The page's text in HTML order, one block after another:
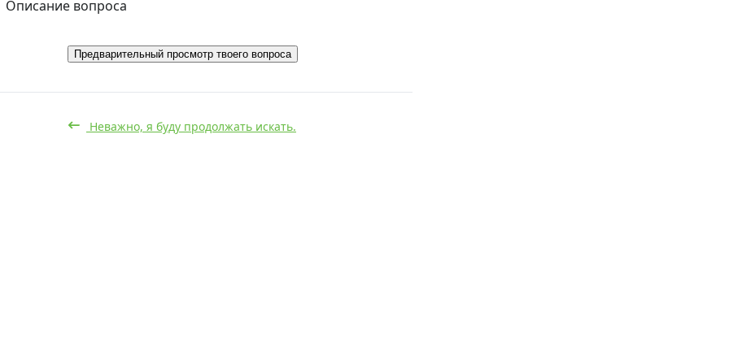
Описание вопроса
Предварительный просмотр твоего вопроса
Неважно, я буду продолжать искать.